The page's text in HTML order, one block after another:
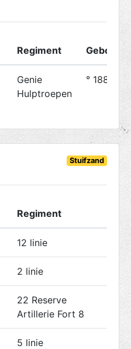
Regiment Geboren
Genie
Hulptroepen
° 1880-
Stuifzand
Regiment
12 linie °
2 linie
22 Reserve
Artillerie Fort 8
°
5 linie °